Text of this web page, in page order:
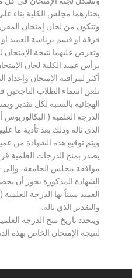
يختارهما مجلس الكلية بناء
وتتكون من لجان إمتحان
فرقة او قسم برئاسة العميد
وتعرض عليهما نتيجة الإمتحان
يرأس عميد الكلية لجان
أكثر لمراقبة الإمتحان وإعداد
تلعن اسماء الطلاب الناجحين
الهجائيه بالنسبة لكل تقدير
الدرجة العلمية ( البكالوريوس
الذي ناله وذلك بعد تأدية ما
ويتم توقيع هذه الشهادة من
يصدر بمنح الدرجات العلمية
موافقة مجلس الجامعة،
الشهادة المذكورة يجوز أن
العميد مبيناً بها الدرجة
والتقدير الذي ناله.
ويتحدد تاريخ منح الدرجة
لنتيجة الإمتحان الخاص بهذه